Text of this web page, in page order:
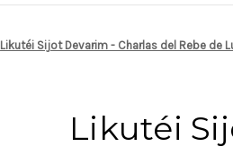
Likutéi Sijot Devarim - Charlas del Rebe de
Likutéi